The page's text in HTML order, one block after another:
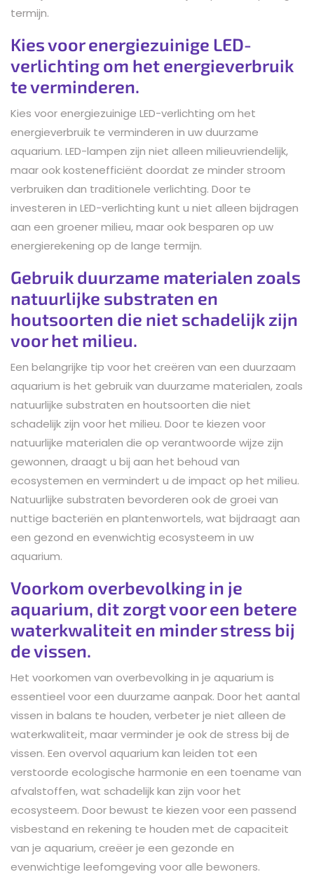
termijn.
Kies voor energiezuinige LED-
verlichting om het energieverbruik
te verminderen.
Kies voor energiezuinige LED-verlichting om het
energieverbruik te verminderen in uw duurzame
aquarium. LED-lampen zijn niet alleen milieuvriendelijk,
maar ook kostenefficiënt doordat ze minder stroom
verbruiken dan traditionele verlichting. Door te
investeren in LED-verlichting kunt u niet alleen bijdragen
aan een groener milieu, maar ook besparen op uw
energierekening op de lange termijn.
Gebruik duurzame materialen zoals
natuurlijke substraten en
houtsoorten die niet schadelijk zijn
voor het milieu.
Een belangrijke tip voor het creëren van een duurzaam
aquarium is het gebruik van duurzame materialen, zoals
natuurlijke substraten en houtsoorten die niet
schadelijk zijn voor het milieu. Door te kiezen voor
natuurlijke materialen die op verantwoorde wijze zijn
gewonnen, draagt u bij aan het behoud van
ecosystemen en vermindert u de impact op het milieu.
Natuurlijke substraten bevorderen ook de groei van
nuttige bacteriën en plantenwortels, wat bijdraagt aan
een gezond en evenwichtig ecosysteem in uw
aquarium.
Voorkom overbevolking in je
aquarium, dit zorgt voor een betere
waterkwaliteit en minder stress bij
de vissen.
Het voorkomen van overbevolking in je aquarium is
essentieel voor een duurzame aanpak. Door het aantal
vissen in balans te houden, verbeter je niet alleen de
waterkwaliteit, maar verminder je ook de stress bij de
vissen. Een overvol aquarium kan leiden tot een
verstoorde ecologische harmonie en een toename van
afvalstoffen, wat schadelijk kan zijn voor het
ecosysteem. Door bewust te kiezen voor een passend
visbestand en rekening te houden met de capaciteit
van je aquarium, creëer je een gezonde en
evenwichtige leefomgeving voor alle bewoners.